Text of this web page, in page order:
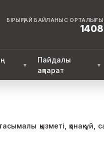
БІРЫҢҒАЙ БАЙЛАНЫС ОРТАЛЫҒЫ
1408
▼
Пайдалы
ақпарат
▼
қызметі, қонақ үй,